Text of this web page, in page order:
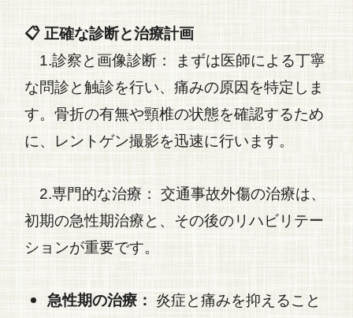
📋 正確な診断と治療計画
1.診察と画像診断：
まずは医師による丁寧
な問診と触診を行い、痛みの原因を特定しま
す。骨折の有無や頸椎の状態を確認するため
に、レントゲン撮影を迅速に行います。
2.専門的な治療： 交通事故外傷の治療は、
初期の急性期治療と、その後のリハビリテー
ションが重要です。
急性期の治療： 炎症と痛みを抑えること